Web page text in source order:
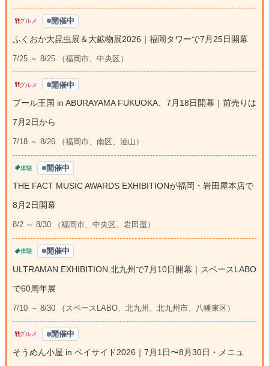
グルメ 開催中
ふくおか大昆虫展＆大鉱物展2026｜福岡タワーで7月25日開幕
7/25 ～ 8/25 （福岡市、中央区）
グルメ 開催中
プール王国 in ABURAYAMA FUKUOKA、7月18日開幕｜前売りは
7月2日から
7/18 ～ 8/26 （福岡市、南区、油山）
体験 開催中
THE FACT MUSIC AWARDS EXHIBITIONが福岡・岩田屋本店で
8月2日開幕
8/2 ～ 8/30 （福岡市、中央区、岩田屋）
体験 開催中
ULTRAMAN EXHIBITION 北九州で7月10日開幕｜スペースLABO
で60周年展
7/10 ～ 8/30 （スペースLABO、北九州、北九州市、八幡東区）
グルメ 開催中
そうめん小屋 in ベイサイド2026｜7月1日〜8月30日・メニュ